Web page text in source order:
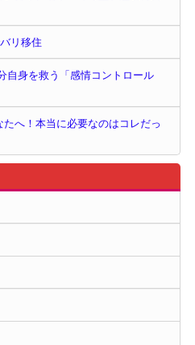
リ移住
身を救う「感情コントロール
へ！本当に必要なのはコレだっ